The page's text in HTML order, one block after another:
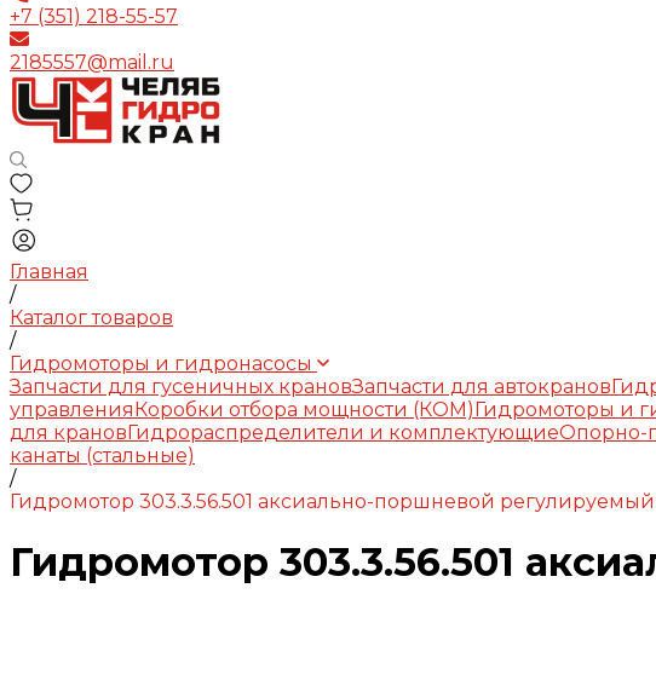
+7 (351) 218-55-57
2185557@mail.ru
Главная
/
Каталог товаров
/
Гидромоторы и гидронасосы
Запчасти для гусеничных крановЗапчасти для автокранов
управленияКоробки отбора мощности (КОМ)Гидромоторы и
для крановГидрораспределители и комплектующиеОпорно-
канаты (стальные)
/
Гидромотор 303.3.56.501 аксиально-поршневой регулируемый
Гидромотор 303.3.56.501